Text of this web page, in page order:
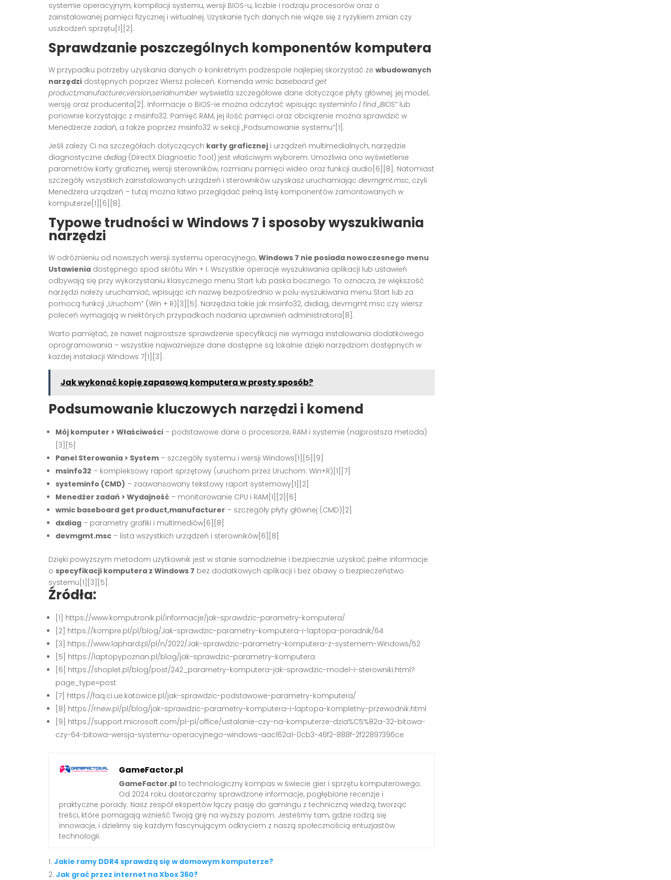
systemie operacyjnym, kompilacji systemu, wersji BIOS-u, liczbie i rodzaju procesorów oraz o
zainstalowanej pamięci fizycznej i wirtualnej. Uzyskanie tych danych nie wiąże się z ryzykiem zmian czy
uszkodzeń sprzętu[1][2].
Sprawdzanie poszczególnych komponentów komputera
W przypadku potrzeby uzyskania danych o konkretnym podzespole najlepiej skorzystać ze wbudowanych
narzędzi dostępnych poprzez Wiersz poleceń. Komenda wmic baseboard get
product,manufacturer,version,serialnumberwyświetla szczegółowe dane dotyczące płyty głównej: jej model,
wersję oraz producenta[2]. Informacje o BIOS-ie można odczytać wpisując systeminfo | find „BIOS”lub
ponownie korzystając z msinfo32. Pamięć RAM, jej ilość pamięci oraz obciążenie można sprawdzić w
Menedżerze zadań, a także poprzez msinfo32 w sekcji „Podsumowanie systemu”[1].
Jeśli zależy Ci na szczegółach dotyczących karty graficznej i urządzeń multimedialnych, narzędzie
diagnostyczne dxdiag (DirectX Diagnostic Tool) jest właściwym wyborem. Umożliwia ono wyświetlenie
parametrów karty graficznej, wersji sterowników, rozmiaru pamięci wideo oraz funkcji audio[6][8]. Natomiast
szczegóły wszystkich zainstalowanych urządzeń i sterowników uzyskasz uruchamiając devmgmt.msc, czyli
Menedżera urządzeń – tutaj można łatwo przeglądać pełną listę komponentów zamontowanych w
komputerze[1][6][8].
Typowe trudności w Windows 7 i sposoby wyszukiwania
narzędzi
W odróżnieniu od nowszych wersji systemu operacyjnego, Windows 7 nie posiada nowoczesnego menu
Ustawienia dostępnego spod skrótu Win + I. Wszystkie operacje wyszukiwania aplikacji lub ustawień
odbywają się przy wykorzystaniu klasycznego menu Start lub paska bocznego. To oznacza, że większość
narzędzi należy uruchamiać, wpisując ich nazwę bezpośrednio w polu wyszukiwania menu Start lub za
pomocą funkcji „Uruchom” (Win + R)[3][5]. Narzędzia takie jak msinfo32, dxdiag, devmgmt.msc czy wiersz
poleceń wymagają w niektórych przypadkach nadania uprawnień administratora[8].
Warto pamiętać, że nawet najprostsze sprawdzenie specyfikacji nie wymaga instalowania dodatkowego
oprogramowania – wszystkie najważniejsze dane dostępne są lokalnie dzięki narzędziom dostępnych w
każdej instalacji Windows 7[1][3].
Jak wykonać kopię zapasową komputera w prosty sposób?
Podsumowanie kluczowych narzędzi i komend
Mój komputer > Właściwości – podstawowe dane o procesorze, RAM i systemie (najprostsza metoda)
[3][5]
Panel Sterowania > System – szczegóły systemu i wersji Windows[1][5][9]
msinfo32 – kompleksowy raport sprzętowy (uruchom przez Uruchom: Win+R)[1][7]
systeminfo (CMD) – zaawansowany tekstowy raport systemowy[1][2]
Menedżer zadań > Wydajność – monitorowanie CPU i RAM[1][2][6]
wmic baseboard get product,manufacturer – szczegóły płyty głównej (CMD)[2]
dxdiag – parametry grafiki i multimediów[6][8]
devmgmt.msc – lista wszystkich urządzeń i sterowników[6][8]
Dzięki powyższym metodom użytkownik jest w stanie samodzielnie i bezpiecznie uzyskać pełne informacje
o specyfikacji komputera z Windows 7 bez dodatkowych aplikacji i bez obawy o bezpieczeństwo
systemu[1][3][5].
Źródła:
[1] https://www.komputronik.pl/informacje/jak-sprawdzic-parametry-komputera/
[2] https://kompre.pl/pl/blog/Jak-sprawdzic-parametry-komputera-i-laptopa-poradnik/64
[3] https://www.laphard.pl/pl/n/2022/Jak-sprawdzic-parametry-komputera-z-systemem-Windows/52
[5] https://laptopypoznan.pl/blog/jak-sprawdzic-parametry-komputera
[6] https://shoplet.pl/blog/post/242_parametry-komputera-jak-sprawdzic-model-i-sterowniki.html?
page_type=post
[7] https://faq.ci.ue.katowice.pl/jak-sprawdzic-podstawowe-parametry-komputera/
[8] https://rnew.pl/pl/blog/jak-sprawdzic-parametry-komputera-i-laptopa-kompletny-przewodnik.html
[9] https://support.microsoft.com/pl-pl/office/ustalanie-czy-na-komputerze-dzia%C5%82a-32-bitowa-
czy-64-bitowa-wersja-systemu-operacyjnego-windows-aac162a1-0cb3-46f2-888f-2f22897396ce
GameFactor.pl
GameFactor.pl to technologiczny kompas w świecie gier i sprzętu komputerowego.
Od 2024 roku dostarczamy sprawdzone informacje, pogłębione recenzje i
praktyczne porady. Nasz zespół ekspertów łączy pasję do gamingu z techniczną wiedzą, tworząc
treści, które pomagają wznieść Twoją grę na wyższy poziom. Jesteśmy tam, gdzie rodzą się
innowacje, i dzielimy się każdym fascynującym odkryciem z naszą społecznością entuzjastów
technologii.
Jakie ramy DDR4 sprawdzą się w domowym komputerze?
Jak grać przez internet na Xbox 360?